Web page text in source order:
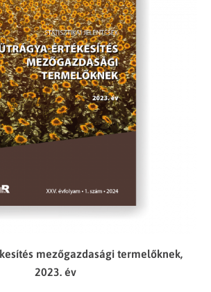
mezőgazdasági termelőknek,
2023. év